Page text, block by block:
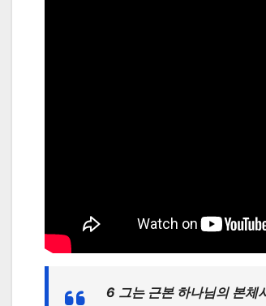
6 그는 근본 하나님의 본체